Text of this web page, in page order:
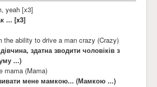
yeah [x3]
... [x3]
the ability to drive a man crazy (Crazy)
здатна зводити чоловіків з
...)
mama (Mama)
мене мамкою... (Мамкою ...)